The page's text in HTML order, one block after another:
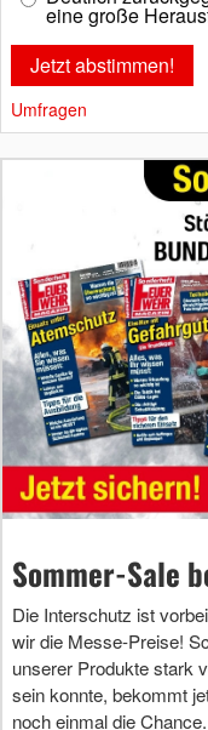
eine große
Umfragen
Sommer-Sale
Die Interschutz ist
wir die Messe-Preise!
unserer Produkte stark
sein konnte, bekommt
noch einmal die Chance.